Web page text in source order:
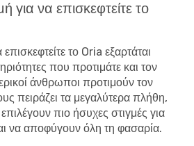
για να επισκεφτείτε το
το Oria εξαρτάται
που προτιμάτε και τον
άνθρωποι προτιμούν τον
πειράζει τα μεγαλύτερα πλήθη,
πιο ήσυχες στιγμές για
να αποφύγουν όλη τη φασαρία.